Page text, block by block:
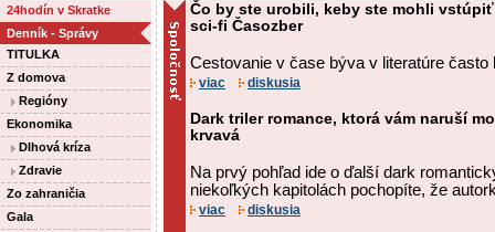
24hodín v Skratke
Denník - Správy
TITULKA
Z domova
Regióny
Ekonomika
Dlhová kríza
Zdravie
Zo zahraničia
Gala
Čo by ste urobili, keby ste mohli
sci-fi Časozber
Cestovanie v čase býva v literatúre často
viac diskusia
Dark triler romance, ktorá vám naruší
krvavá
Na prvý pohľad ide o ďalší dark
niekoľkých kapitolách pochopíte, že
viac diskusia